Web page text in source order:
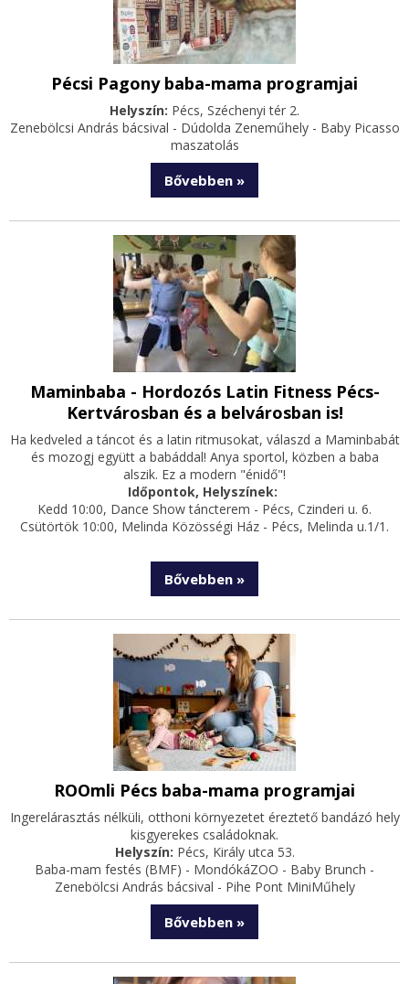
Pécsi Pagony baba-mama programjai
Helyszín: Pécs, Széchenyi tér 2.
Zenebölcsi András bácsival - Dúdolda Zeneműhely - Baby Picasso
maszatolás
Bővebben »
Maminbaba - Hordozós Latin Fitness Pécs-
Kertvárosban és a belvárosban is!
Ha kedveled a táncot és a latin ritmusokat, válaszd a Maminbabát
és mozogj együtt a babáddal! Anya sportol, közben a baba
alszik. Ez a modern "énidő"!
Időpontok, Helyszínek:
Kedd 10:00, Dance Show táncterem - Pécs, Czinderi u. 6.
Csütörtök 10:00, Melinda Közösségi Ház - Pécs, Melinda u.1/1.
Bővebben »
ROOmli Pécs baba-mama programjai
Ingerelárasztás nélküli, otthoni környezetet éreztető bandázó hely
kisgyerekes családoknak.
Helyszín: Pécs, Király utca 53.
Baba-mam festés (BMF) - MondókáZOO - Baby Brunch -
Zenebölcsi András bácsival - Pihe Pont MiniMűhely
Bővebben »